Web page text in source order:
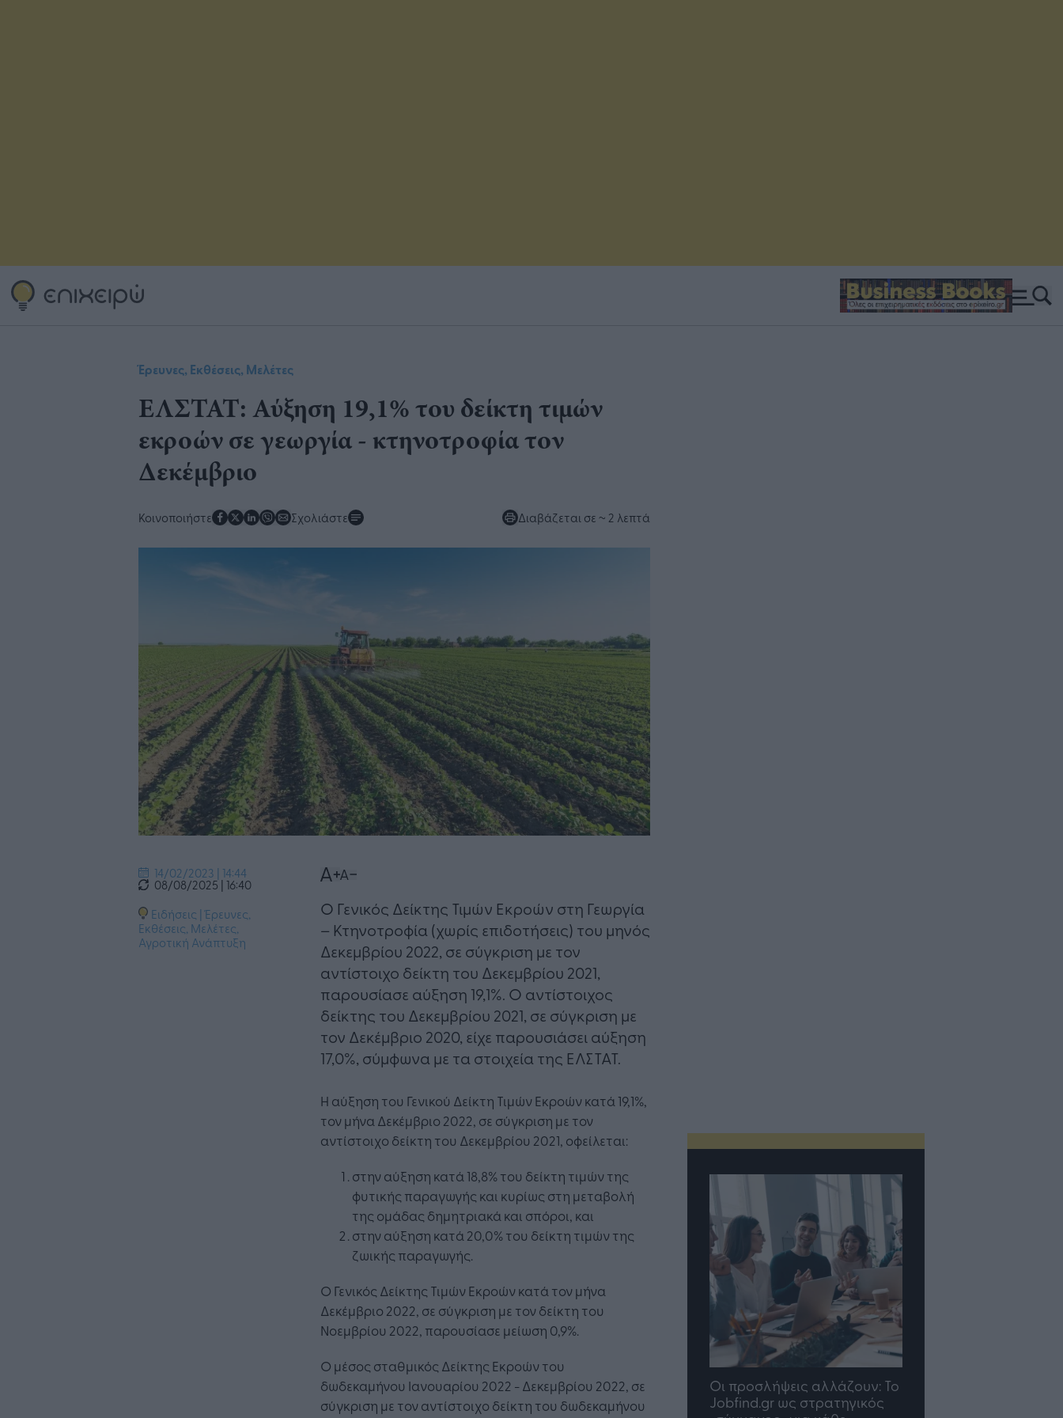
Έρευνες, Εκθέσεις, Μελέτες
​ΕΛΣΤΑΤ: Αύξηση 19,1% του δείκτη τιμών
εκροών σε γεωργία - κτηνοτροφία τον
Δεκέμβριο
Κοινοποιήστε Σχολιάστε Διαβάζεται σε ~ 2 λεπτά
14/02/2023 | 14:44
08/08/2025 | 16:40
Ειδήσεις |Έρευνες,
Εκθέσεις, Μελέτες,
Αγροτική Ανάπτυξη
Ο Γενικός Δείκτης Τιμών Εκροών στη Γεωργία
– Κτηνοτροφία (χωρίς επιδοτήσεις) του μηνός
Δεκεμβρίου 2022, σε σύγκριση με τον
αντίστοιχο δείκτη του Δεκεμβρίου 2021,
παρουσίασε αύξηση 19,1%. Ο αντίστοιχος
δείκτης του Δεκεμβρίου 2021, σε σύγκριση με
τον Δεκέμβριο 2020, είχε παρουσιάσει αύξηση
17,0%, σύμφωνα με τα στοιχεία της ΕΛΣΤΑΤ.
Η αύξηση του Γενικού Δείκτη Τιμών Εκροών κατά 19,1%,
τον μήνα Δεκέμβριο 2022, σε σύγκριση με τον
αντίστοιχο δείκτη του Δεκεμβρίου 2021, οφείλεται:
στην αύξηση κατά 18,8% του δείκτη τιμών της
φυτικής παραγωγής και κυρίως στη μεταβολή
της ομάδας δημητριακά και σπόροι, και
στην αύξηση κατά 20,0% του δείκτη τιμών της
ζωικής παραγωγής.
Ο Γενικός Δείκτης Τιμών Εκροών κατά τον μήνα
Δεκέμβριο 2022, σε σύγκριση με τον δείκτη του
Νοεμβρίου 2022, παρουσίασε μείωση 0,9%.
Ο μέσος σταθμικός Δείκτης Εκροών του
δωδεκαμήνου Ιανουαρίου 2022 - Δεκεμβρίου 2022, σε
σύγκριση με τον αντίστοιχο δείκτη του δωδεκαμήνου
Η Τεχνητή Νοημοσύνη: το νέο
λειτουργικό σύστημα της
Οι προσλήψεις αλλάζουν: To
Jobfind.gr ως στρατηγικός
TP Greece: Πώς
διαμορφώνεται το μέλλον